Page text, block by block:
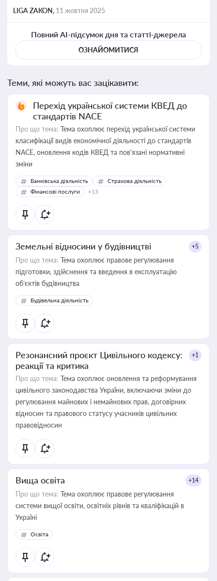
LIGA ZAKON, 11 жовтня 2025
Повний AI-підсумок дня та статті-джерела
ОЗНАЙОМИТИСЯ
Теми, які можуть вас зацікавити:
Перехід української системи КВЕД до
стандартів NACE
Про що тема: Тема охоплює перехід української системи
класифікації видів економічної діяльності до стандартів
NACE, оновлення кодів КВЕД та пов'язані нормативні
зміни
Банківська діяльність
Страхова діяльність
Фінансові послуги
+13
Земельні відносини у будівництві +5
Про що тема: Тема охоплює правове регулювання
підготовки, здійснення та введення в експлуатацію
об’єктів будівництва
Будівельна діяльність
Резонансний проєкт Цивільного кодексу:
реакції та критика
+1
Про що тема: Тема охоплює оновлення та реформування
цивільного законодавства України, включаючи зміни до
регулювання майнових і немайнових прав, договірних
відносин та правового статусу учасників цивільних
правовідносин
Вища освіта +14
Про що тема: Тема охоплює правове регулювання
системи вищої освіти, освітніх рівнів та кваліфікацій в
Україні
Освіта